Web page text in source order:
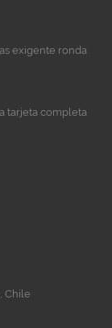
exigente ronda
tarjeta completa
Chile